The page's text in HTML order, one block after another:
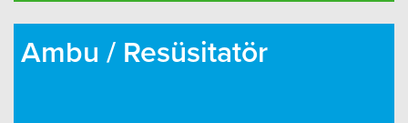
Ambu / Resüsitatör